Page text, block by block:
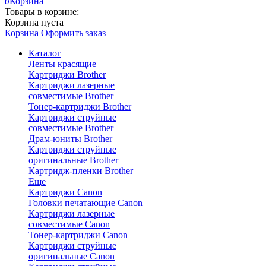
Товары в корзине:
Корзина пуста
Корзина Оформить заказ
Каталог
Ленты красящие
Картриджи Brother
Картриджи лазерные
совместимые Brother
Тонер-картриджи Brother
Картриджи струйные
совместимые Brother
Драм-юниты Brother
Картриджи струйные
оригинальные Brother
Картридж-пленки Brother
Еще
Картриджи Canon
Головки печатающие Canon
Картриджи лазерные
совместимые Canon
Тонер-картриджи Canon
Картриджи струйные
оригинальные Canon